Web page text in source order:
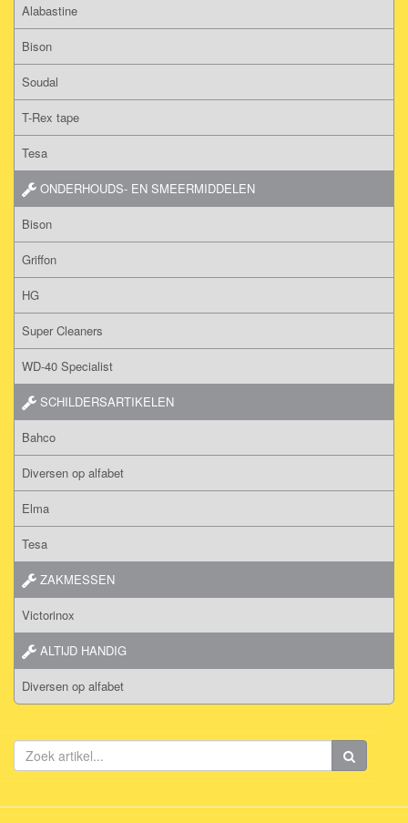
Alabastine
Bison
Soudal
T-Rex tape
Tesa
ONDERHOUDS- EN SMEERMIDDELEN
Bison
Griffon
HG
Super Cleaners
WD-40 Specialist
SCHILDERSARTIKELEN
Bahco
Diversen op alfabet
Elma
Tesa
ZAKMESSEN
Victorinox
ALTIJD HANDIG
Diversen op alfabet